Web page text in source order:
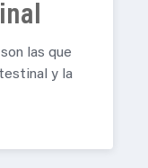
las que
y la